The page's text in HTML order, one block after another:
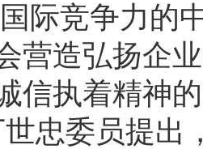
际竞争力的
营造弘扬企
信执着精神
忠委员提出